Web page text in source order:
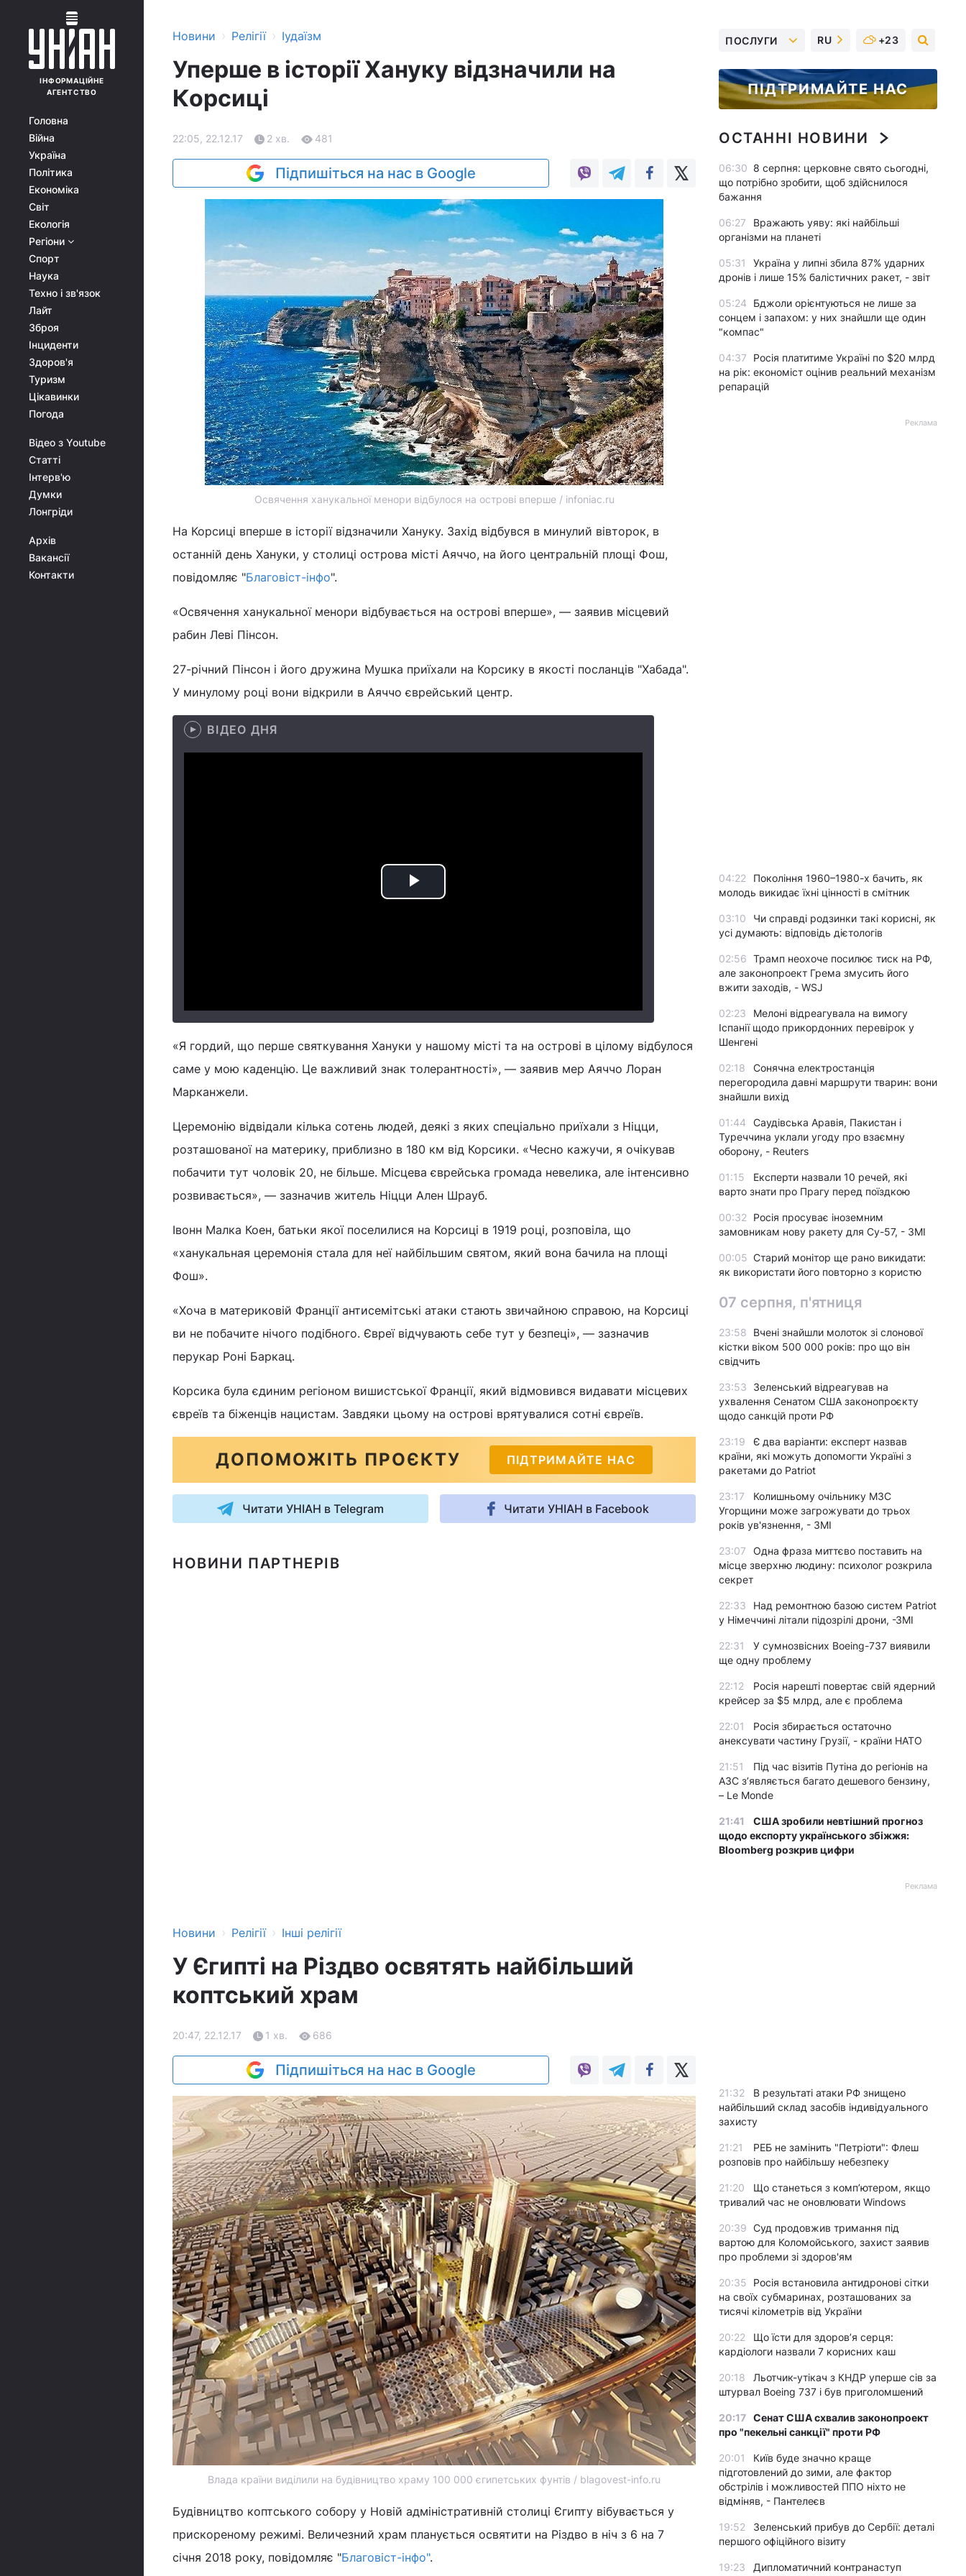
ІНФОРМАЦІЙНЕ
АГЕНТСТВО
Головна
Війна
Україна
Політика
Економіка
Світ
Екологія
Регіони
Спорт
Наука
Техно і зв'язок
Лайт
Зброя
Інциденти
Здоров'я
Туризм
Цікавинки
Погода
Відео з Youtube
Статті
Інтерв'ю
Думки
Лонгріди
Архів
Вакансії
Контакти
Новини › Релігії › Іудаїзм
Уперше в історії Хануку відзначили на
Корсиці
22:05, 22.12.17 2 хв. 481
Підпишіться на нас в Google
Освячення ханукальної менори відбулося на острові вперше / infoniac.ru
На Корсиці вперше в історії відзначили Хануку. Захід відбувся в минулий вівторок, в
останній день Хануки, у столиці острова місті Аяччо, на його центральній площі Фош,
повідомляє "Благовіст-інфо".
«Освячення ханукальної менори відбувається на острові вперше», — заявив місцевий
рабин Леві Пінсон.
27-річний Пінсон і його дружина Мушка приїхали на Корсику в якості посланців "Хабада".
У минулому році вони відкрили в Аяччо єврейський центр.
ВІДЕО ДНЯ
Play
«Я гордий, що перше святкування Хануки у нашому місті та на острові в цілому відбулося
саме у мою каденцію. Це важливий знак толерантності», — заявив мер Аяччо Лоран
Марканжели.
Церемонію відвідали кілька сотень людей, деякі з яких спеціально приїхали з Ніцци,
розташованої на материку, приблизно в 180 км від Корсики. «Чесно кажучи, я очікував
побачити тут чоловік 20, не більше. Місцева єврейська громада невелика, але інтенсивно
розвивається», — зазначив житель Ніцци Ален Шрауб.
Івонн Малка Коен, батьки якої поселилися на Корсиці в 1919 році, розповіла, що
«ханукальная церемонія стала для неї найбільшим святом, який вона бачила на площі
Фош».
«Хоча в материковій Франції антисемітські атаки стають звичайною справою, на Корсиці
ви не побачите нічого подібного. Євреї відчувають себе тут у безпеці», — зазначив
перукар Роні Баркац.
Корсика була єдиним регіоном вишистської Франції, який відмовився видавати місцевих
євреїв та біженців нацистам. Завдяки цьому на острові врятувалися сотні євреїв.
ДОПОМОЖІТЬ ПРОЄКТУ ПІДТРИМАЙТЕ НАС
Читати УНІАН в Telegram Читати УНІАН в Facebook
НОВИНИ ПАРТНЕРІВ
Новини › Релігії › Інші релігії
У Єгипті на Різдво освятять найбільший
коптський храм
20:47, 22.12.17 1 хв. 686
Підпишіться на нас в Google
Влада країни виділили на будівництво храму 100 000 єгипетських фунтів / blagovest-info.ru
Будівництво коптського собору у Новій адміністративній столиці Єгипту вібувається у
прискореному режимі. Величезний храм планується освятити на Різдво в ніч з 6 на 7
січня 2018 року, повідомляє "Благовіст-інфо".
ПОСЛУГИ RU +23
ПІДТРИМАЙТЕ НАС
ОСТАННІ НОВИНИ
06:30 8 серпня: церковне свято сьогодні,
що потрібно зробити, щоб здійснилося
бажання
06:27
Вражають уяву: які найбільші
організми на планеті
05:31
Україна у липні збила 87% ударних
дронів і лише 15% балістичних ракет, - звіт
05:24
Бджоли орієнтуються не лише за
сонцем і запахом: у них знайшли ще один
"компас"
04:37
Росія платитиме Україні по $20 млрд
на рік: економіст оцінив реальний механізм
репарацій
Реклама
04:22
Покоління 1960–1980-х бачить, як
молодь викидає їхні цінності в смітник
03:10
Чи справді родзинки такі корисні, як
усі думають: відповідь дієтологів
02:56 Трамп неохоче посилює тиск на РФ,
але законопроект Грема змусить його
вжити заходів, - WSJ
02:23
Мелоні відреагувала на вимогу
Іспанії щодо прикордонних перевірок у
Шенгені
02:18
Сонячна електростанція
перегородила давні маршрути тварин: вони
знайшли вихід
01:44
Саудівська Аравія, Пакистан і
Туреччина уклали угоду про взаємну
оборону, - Reuters
01:15
Експерти назвали 10 речей, які
варто знати про Прагу перед поїздкою
00:32
Росія просуває іноземним
замовникам нову ракету для Су-57, - ЗМІ
00:05 Старий монітор ще рано викидати:
як використати його повторно з користю
07 серпня, п'ятниця
23:58
Вчені знайшли молоток зі слонової
кістки віком 500 000 років: про що він
свідчить
23:53
Зеленський відреагував на
ухвалення Сенатом США законопроєкту
щодо санкцій проти РФ
23:19
Є два варіанти: експерт назвав
країни, які можуть допомогти Україні з
ракетами до Patriot
23:17
Колишньому очільнику МЗС
Угорщини може загрожувати до трьох
років ув'язнення, - ЗМІ
23:07
Одна фраза миттєво поставить на
місце зверхню людину: психолог розкрила
секрет
22:33
Над ремонтною базою систем Patriot
у Німеччині літали підозрілі дрони, -ЗМІ
22:31
У сумнозвісних Boeing-737 виявили
ще одну проблему
22:12
Росія нарешті повертає свій ядерний
крейсер за $5 млрд, але є проблема
22:01
Росія збирається остаточно
анексувати частину Грузії, - країни НАТО
21:51
Під час візитів Путіна до регіонів на
АЗС з’являється багато дешевого бензину,
– Le Monde
21:41
США зробили невтішний прогноз
щодо експорту українського збіжжя:
Bloomberg розкрив цифри
Реклама
21:32
В результаті атаки РФ знищено
найбільший склад засобів індивідуального
захисту
21:21
РЕБ не замінить "Петріоти": Флеш
розповів про найбільшу небезпеку
21:20
Що станеться з комп’ютером, якщо
тривалий час не оновлювати Windows
20:39 Суд продовжив тримання під
вартою для Коломойського, захист заявив
про проблеми зі здоров'ям
20:35
Росія встановила антидронові сітки
на своїх субмаринах, розташованих за
тисячі кілометрів від України
20:22
Що їсти для здоров’я серця:
кардіологи назвали 7 корисних каш
20:18
Льотчик-утікач з КНДР уперше сів за
штурвал Boeing 737 і був приголомшений
20:17 Сенат США схвалив законопроект
про "пекельні санкції" проти РФ
20:01
Київ буде значно краще
підготовлений до зими, але фактор
обстрілів і можливостей ППО ніхто не
відміняв, - Пантелеєв
19:52
Зеленський прибув до Сербії: деталі
першого офіційного візиту
19:23
Дипломатичний контранаступ